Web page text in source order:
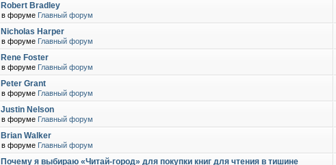
Robert Bradley
в форуме Главный форум
Nicholas Harper
в форуме Главный форум
Rene Foster
в форуме Главный форум
Peter Grant
в форуме Главный форум
Justin Nelson
в форуме Главный форум
Brian Walker
в форуме Главный форум
Почему я выбираю «Читай-город» для покупки книг для чтения в тишине